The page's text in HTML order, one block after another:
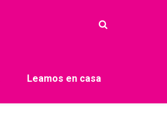
Leamos en casa